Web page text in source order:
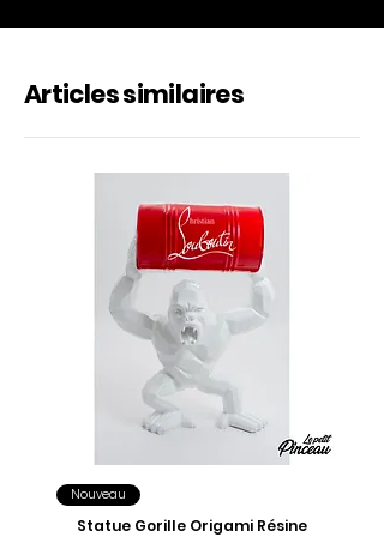
Articles similaires
Nouveau
Statue Gorille Origami Résine